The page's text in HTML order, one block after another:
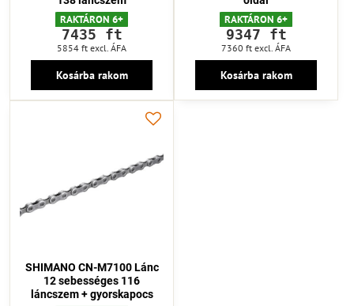
RAKTÁRON 6+
7435 ft
5854 ft excl. ÁFA
Kosárba rakom
RAKTÁRON 6+
9347 ft
7360 ft excl. ÁFA
Kosárba rakom
SHIMANO CN-M7100 Lánc
12 sebességes 116
láncszem + gyorskapocs